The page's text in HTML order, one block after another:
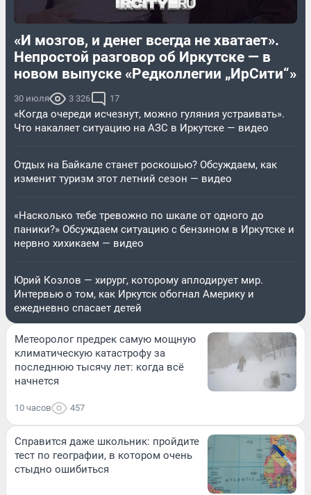
«И мозгов, и денег всегда не хватает».
Непростой разговор об Иркутске — в
новом выпуске «Редколлегии „ИрСити“»
30 июля 3 326 17
«Когда очереди исчезнут, можно гуляния устраивать».
Что накаляет ситуацию на АЗС в Иркутске — видео
Отдых на Байкале станет роскошью? Обсуждаем, как
изменит туризм этот летний сезон — видео
«Насколько тебе тревожно по шкале от одного до
паники?» Обсуждаем ситуацию с бензином в Иркутске и
нервно хихикаем — видео
Юрий Козлов — хирург, которому аплодирует мир.
Интервью о том, как Иркутск обогнал Америку и
ежедневно спасает детей
Метеоролог предрек самую мощную
климатическую катастрофу за
последнюю тысячу лет: когда всё
начнется
10 часов 457
Справится даже школьник: пройдите
тест по географии, в котором очень
стыдно ошибиться